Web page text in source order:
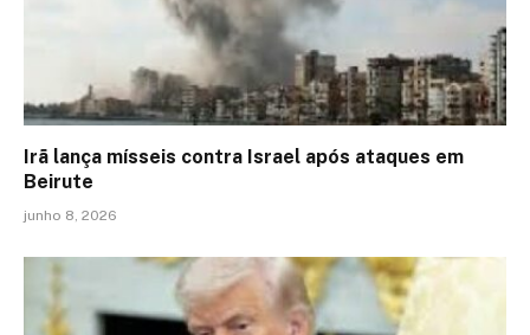
Irã lança mísseis contra Israel após ataques em
Beirute
junho 8, 2026